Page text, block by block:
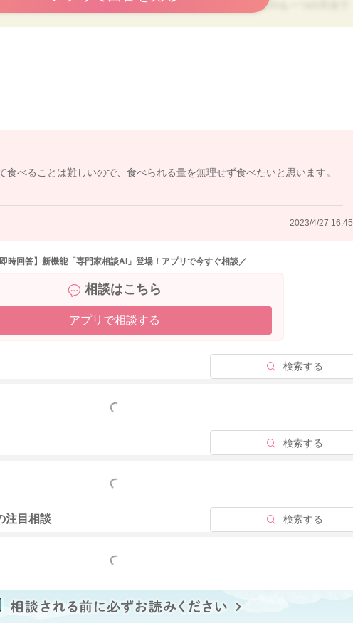
、1日3食の食事を5～6回に分けて、少量ずつ分食していくのも一つの方法で
脂質や繊維質の少ない消化の良いものを食べた方が良いとされていますが、
えていきます。
ていけないわけではなく、多量に食べすぎなければ問題ないので、もし食事
体重増加は心配な時には、基本的にるいPさんが食べられるものを食べていた
どい時は、胃に何か入れた方が楽になることが多いので、飴や個包装のクッ
料などを枕元に置いて置いたり、バッグにいれて気持ちが悪くなったらすぐ
大変かと思いますので、るいPさんの無理のない範囲で実践してみてください
ます。
食べることは難しいので、食べられる量を無理せず食べたいと思います。
2023/4/27 16:45
時回答】新機能「専門家相談AI」登場！アプリで今すぐ相談／
相談はこちら
アプリで相談する
検索する
もっと見る
検索する
もっと見る
注目相談 検索する
もっと見る